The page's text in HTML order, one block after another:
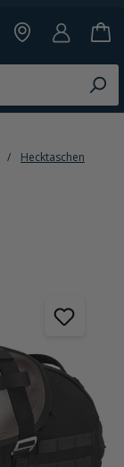
Hecktaschen